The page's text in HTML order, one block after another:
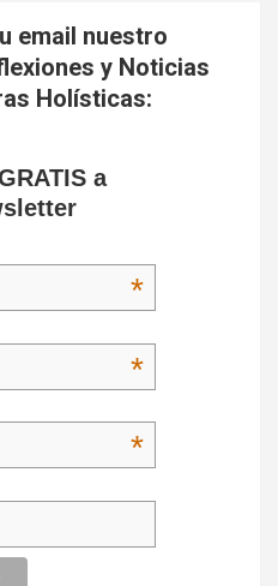
email nuestro
y Noticias
Holísticas:
a
*
*
*